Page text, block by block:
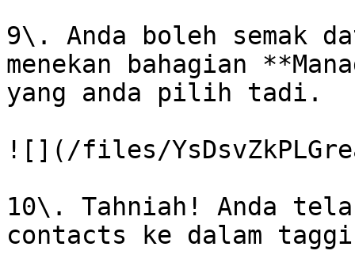
9\. Anda boleh semak
menekan bahagian
yang anda pilih tadi.
![](/files/
10\. Tahniah! Anda
contacts ke dalam